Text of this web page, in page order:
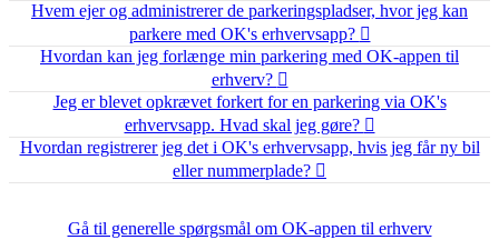
Hvem ejer og administrerer de parkeringspladser, hvor jeg kan
parkere med OK's erhvervsapp?
Hvordan kan jeg forlænge min parkering med OK-appen til
erhverv?
Jeg er blevet opkrævet forkert for en parkering via OK's
erhvervsapp. Hvad skal jeg gøre?
Hvordan registrerer jeg det i OK's erhvervsapp, hvis jeg får ny bil
eller nummerplade?
Gå til generelle spørgsmål om OK-appen til erhverv